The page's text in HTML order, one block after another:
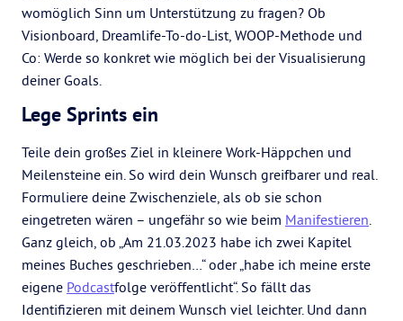
womöglich Sinn um Unterstützung zu fragen? Ob
Visionboard, Dreamlife-To-do-List, WOOP-Methode und
Co: Werde so konkret wie möglich bei der Visualisierung
deiner Goals.
Lege Sprints ein
Teile dein großes Ziel in kleinere Work-Häppchen und
Meilensteine ein. So wird dein Wunsch greifbarer und real.
Formuliere deine Zwischenziele, als ob sie schon
eingetreten wären – ungefähr so wie beim Manifestieren.
Ganz gleich, ob „Am 21.03.2023 habe ich zwei Kapitel
meines Buches geschrieben…“ oder „habe ich meine erste
eigene Podcastfolge veröffentlicht“. So fällt das
Identifizieren mit deinem Wunsch viel leichter.Und dann